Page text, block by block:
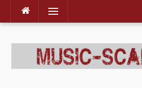
Skip
Menu